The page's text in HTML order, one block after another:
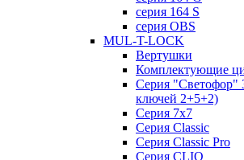
серия 164 S
серия OBS
MUL-T-LOCK
Вертушки
Комплектующие
Серия "Светофор"
ключей 2+5+2)
Серия 7х7
Серия Classic
Серия Classic Pro
Серия CLIQ